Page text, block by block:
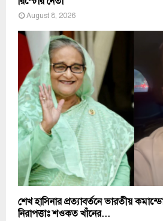
August 8, 2026
শেখ হাসিনার প্রত্যাবর্তনে ভারতীয়
নিরাপত্তাঃ শওকত খাঁনের...